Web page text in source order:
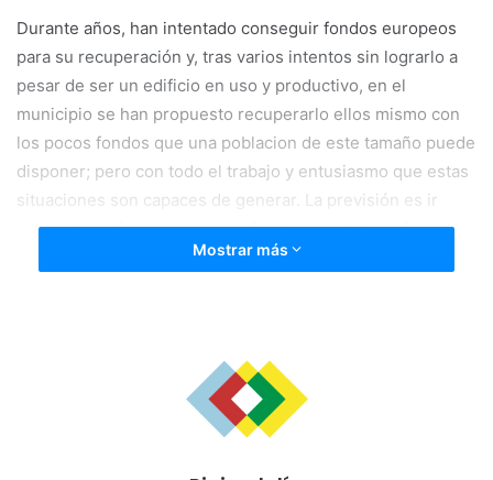
Durante años, han intentado conseguir fondos europeos
para su recuperación y, tras varios intentos sin lograrlo a
pesar de ser un edificio en uso y productivo, en el
municipio se han propuesto recuperarlo ellos mismo con
los pocos fondos que una poblacion de este tamaño puede
disponer; pero con todo el trabajo y entusiasmo que estas
situaciones son capaces de generar. La previsión es ir
actuando en fases muy pequeñas buesando beneficiase
de pequeñas subvenciones.
deonde se cambiará el suelo estropeado debido a la
humedad; también se derribará una pequeña estancia y el
pasillo para dejar un salón más grande. Además se
Mostrar más